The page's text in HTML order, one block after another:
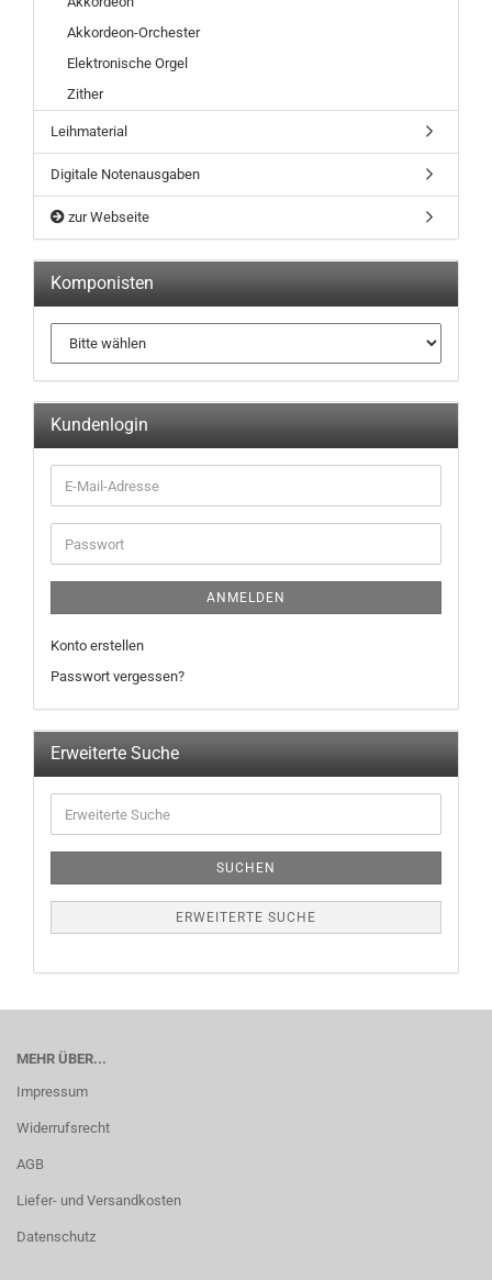
Akkordeon-Orchester
Elektronische Orgel
Zither
Leihmaterial
Digitale Notenausgaben
zur Webseite
Komponisten
Kundenlogin
ANMELDEN
Konto erstellen
Passwort vergessen?
Erweiterte Suche
SUCHEN
ERWEITERTE SUCHE
MEHR ÜBER...
Impressum
Widerrufsrecht
AGB
Liefer- und Versandkosten
Datenschutz